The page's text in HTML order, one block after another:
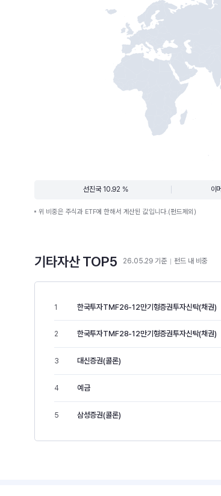
선진국 10.92 % 이
위 비중은 주식과 ETF에 한해서 계산된 값입니다.(펀드제외)
기타자산 TOP5 26.05.29 기준 펀드 내 비중
1 한국투자TMF26-12만기형증권투자신탁(채권)
2 한국투자TMF28-12만기형증권투자신탁(채권)
3 대신증권(콜론)
4 예금
5 삼성증권(콜론)